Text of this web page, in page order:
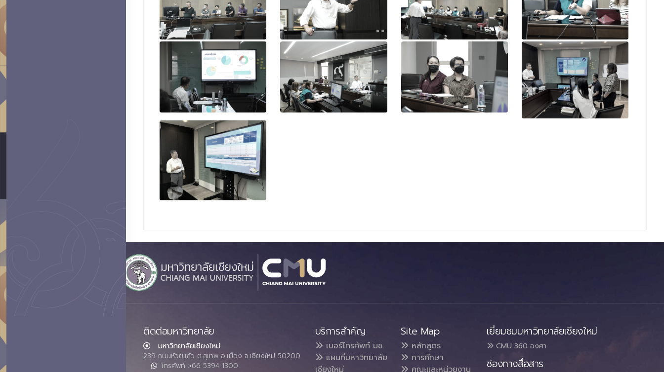
ติดต่อมหาวิทยาลัย
มหาวิทยาลัยเชียงใหม่
239 ถนนห้วยแก้ว ต.สุเทพ อ.เมือง จ.เชียงใหม่ 50200
โทรศัพท์ :+66 5394 1300
บริการสำคัญ
เบอร์โทรศัพท์ มช.
แผนที่มหาวิทยาลัย
เชียงใหม่
Site Map
หลักสูตร
การศึกษา
คณะและหน่วยงาน
เยี่ยมชมมหาวิทยาลัยเชียงใหม่
CMU 360 องศา
ช่องทางสื่อสาร